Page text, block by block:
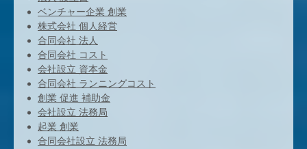
ベンチャー企業 創業
株式会社 個人経営
合同会社 法人
合同会社 コスト
会社設立 資本金
合同会社 ランニングコスト
創業 促進 補助金
会社設立 法務局
起業 創業
合同会社設立 法務局